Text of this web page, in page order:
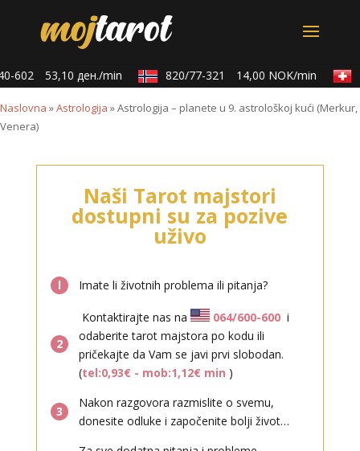
602 53,10 ден./min 820/77-321 14,00 NOK/min
Naslovna »Astrologija »Astrologija – planete u 9. astrološkoj kući (Merkur,
Venera)
Naši Tarot majstori
dostupni su za pozive
uživo
l Imate li životnih problema ili pitanja?
2
Kontaktirajte nas na 064/600-600 i
odaberite tarot majstora po kodu ili
pričekajte da Vam se javi prvi slobodan.
(tel:0,93€ - mob:1,12€ min )
3
Nakon razgovora razmislite o svemu,
donesite odluke i započenite bolji život…